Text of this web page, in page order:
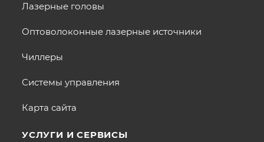
Лазерные головы
Оптоволоконные лазерные источники
Чиллеры
Системы управления
Карта сайта
УСЛУГИ И СЕРВИСЫ